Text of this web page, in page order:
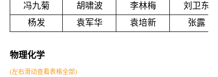
冯九菊 胡啸波 李林梅
刘卫东
杨发
袁军华 袁培新 张露
物理化学
(左右滑动查看表格全部)